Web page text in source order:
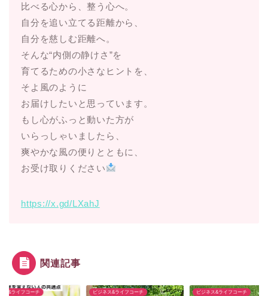
比べる心から、整う心へ。
自分を追い立てる距離から、
自分を慈しむ距離へ。
そんな“内側の静けさ”を
育てるための小さなヒントを、
そよ風のように
お届けしたいと思っています。
もし心がふっと動いた方が
いらっしゃいましたら、
爽やかな風の便りとともに、
お受け取りください
https://x.gd/LXahJ
関連記事
ス&ライフコーチ ビジネス&ライフコーチ ビジネス&ライフコーチ